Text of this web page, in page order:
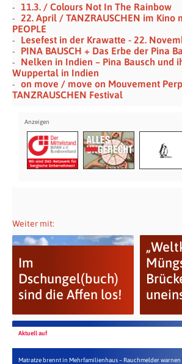
11.3. / Colours Not In The Rainbow
22. April / TANZRAUSCHEN im Kino
PEOPLE
Lesefest in der Krawatte - 22.
PINA BAUSCH + Das Erbe der Pina
Nelken in Indien – Pina Bausch und
Wuppertal in Indien
on move / move on Mouvement
TANZRAUSCHEN Festival
Weiter mit:
Im
Dschungel(buch)
sind die Affen los!
Aktuell auf
Matratze brennt in Mehrfamilienhaus – Rauchmelder